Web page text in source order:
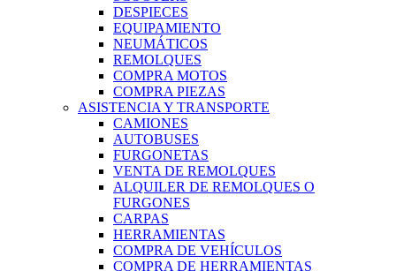
DESPIECES
EQUIPAMIENTO
NEUMÁTICOS
REMOLQUES
COMPRA MOTOS
COMPRA PIEZAS
ASISTENCIA Y TRANSPORTE
CAMIONES
AUTOBUSES
FURGONETAS
VENTA DE REMOLQUES
ALQUILER DE REMOLQUES O
FURGONES
CARPAS
HERRAMIENTAS
COMPRA DE VEHÍCULOS
COMPRA DE HERRAMIENTAS